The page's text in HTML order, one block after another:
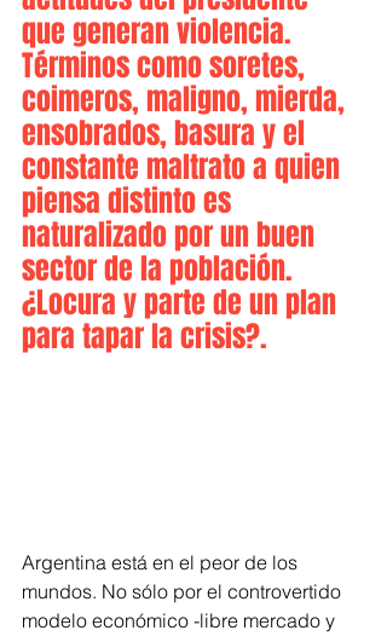
que generan violencia.
Términos como soretes,
coimeros, maligno, mierda,
ensobrados, basura y el
constante maltrato a quien
piensa distinto es
naturalizado por un buen
sector de la población.
¿Locura y parte de un plan
para tapar la crisis?.
Argentina está en el peor de los
mundos. No sólo por el controvertido
modelo económico -libre mercado y